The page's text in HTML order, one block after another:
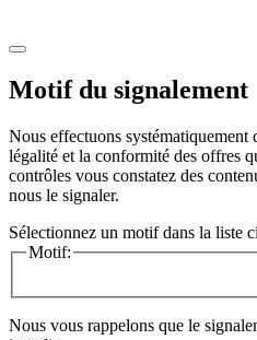
Motif du signalement
Nous effectuons
légalité et la conformité des offres
contrôles vous constatez des
nous le signaler.
Sélectionnez un motif dans la liste
Motif:
Nous vous rappelons que le